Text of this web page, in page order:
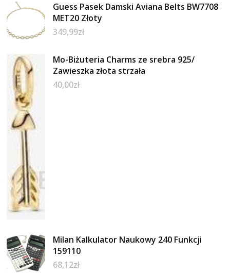
Guess Pasek Damski Aviana Belts BW7708
MET20 Złoty
349,99zł
Mo-Biżuteria Charms ze srebra 925/
Zawieszka złota strzała
40,00zł
Milan Kalkulator Naukowy 240 Funkcji
159110
68,12zł